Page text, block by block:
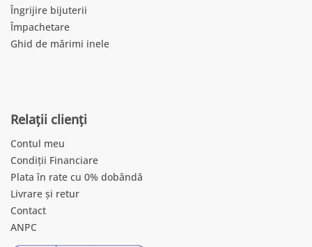
Îngrijire bijuterii
Împachetare
Ghid de mărimi inele
Relații clienți
Contul meu
Condiții Financiare
Plata în rate cu 0% dobândă
Livrare și retur
Contact
ANPC